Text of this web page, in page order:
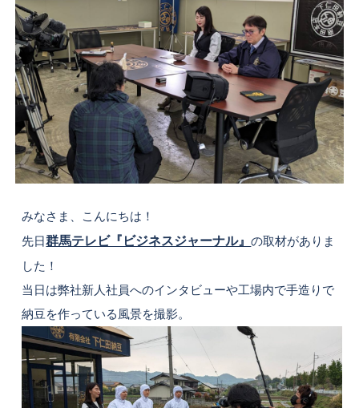
みなさま、こんにちは！
先日群馬テレビ『ビジネスジャーナル』の取材がありま
した！
当日は弊社新人社員へのインタビューや工場内で手造りで
納豆を作っている風景を撮影。